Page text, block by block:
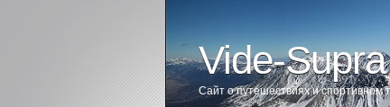
Vide-
Сайт о путешествиях и спортивном